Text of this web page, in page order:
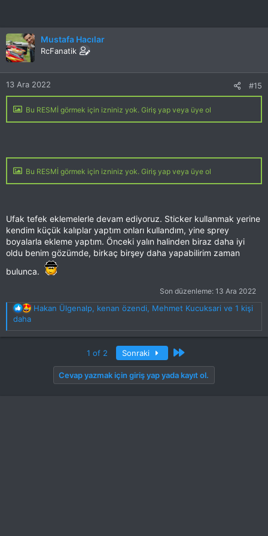
Mustafa Hacılar
RcFanatik
13 Ara 2022 #15
Bu RESMİ görmek için izniniz yok. Giriş yap veya üye ol
Bu RESMİ görmek için izniniz yok. Giriş yap veya üye ol
Ufak tefek eklemelerle devam ediyoruz. Sticker kullanmak yerine
kendim küçük kalıplar yaptım onları kullandım, yine sprey
boyalarla ekleme yaptım. Önceki yalın halinden biraz daha iyi
oldu benim gözümde, birkaç birşey daha yapabilirim zaman
bulunca.
Son düzenleme: 13 Ara 2022
T
p
k
Hakan Ülgenalp, kenan özendi, Mehmet Kucuksari ve 1 kişi
daha
1 of 2 Sonraki Son
Cevap yazmak için giriş yap yada kayıt ol.